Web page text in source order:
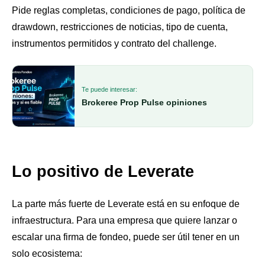
Pide reglas completas, condiciones de pago, política de
drawdown, restricciones de noticias, tipo de cuenta,
instrumentos permitidos y contrato del challenge.
Te puede interesar:
Brokeree Prop Pulse opiniones
Lo positivo de Leverate
La parte más fuerte de Leverate está en su enfoque de
infraestructura. Para una empresa que quiere lanzar o
escalar una firma de fondeo, puede ser útil tener en un
solo ecosistema: